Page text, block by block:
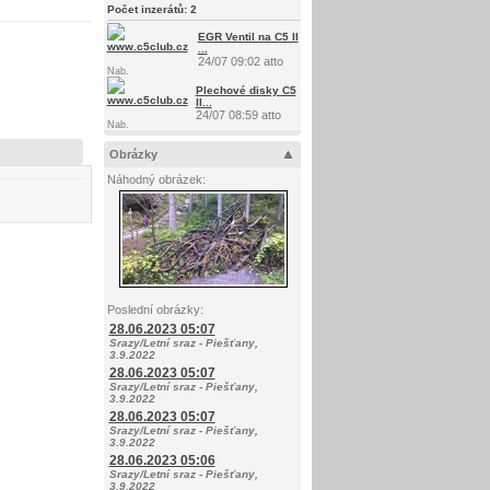
Počet inzerátů: 2
Nab.
EGR Ventil na C5 II
24/07 09:02 atto
Nab.
Plechové disky C5
II...
24/07 08:59 atto
Obrázky
Náhodný obrázek:
Poslední obrázky:
28.06.2023 05:07
Srazy/Letní sraz - Piešťany,
3.9.2022
28.06.2023 05:07
Srazy/Letní sraz - Piešťany,
3.9.2022
28.06.2023 05:07
Srazy/Letní sraz - Piešťany,
3.9.2022
28.06.2023 05:06
Srazy/Letní sraz - Piešťany,
3.9.2022